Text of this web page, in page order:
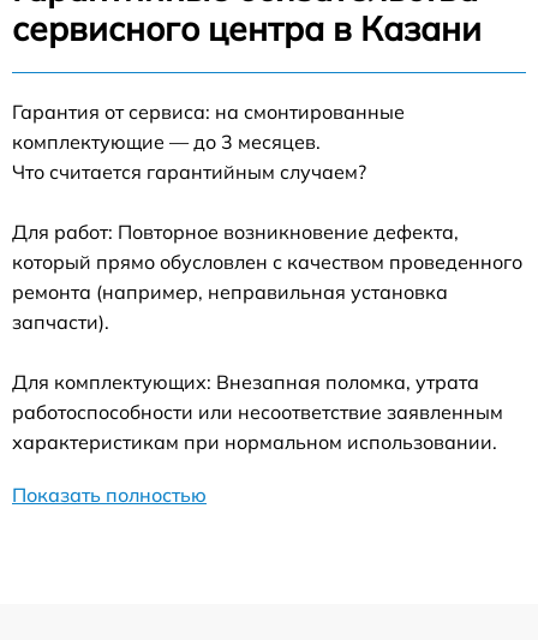
сервисного центра в Казани
Гарантия от сервиса: на смонтированные
комплектующие — до 3 месяцев.
Что считается гарантийным случаем?
Для работ: Повторное возникновение дефекта,
который прямо обусловлен с качеством проведенного
ремонта (например, неправильная установка
запчасти).
Для комплектующих: Внезапная поломка, утрата
работоспособности или несоответствие заявленным
характеристикам при нормальном использовании.
Показать полностью